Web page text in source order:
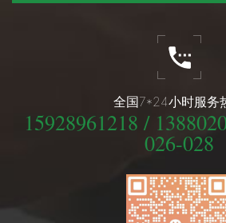
全国7*24小时服务
15928961218 /
026-028